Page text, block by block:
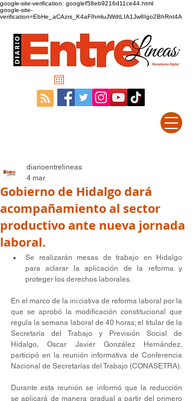
google-site-verification: googlef58eb9216d11ce44.html
google-site-
verification=EbHe_aCAzrs_K4aFIhmluJWdtLIA1Jw8Igo2BhRnt4A
Gobierno de Hidalgo dará
acompañamiento al sector
productivo ante nueva jornada
laboral.
diarioentrelineas
4 mar
Se realizarán mesas de trabajo en Hidalgo
para aclarar la aplicación de la reforma y
proteger los derechos laborales.
En el marco de la iniciativa de reforma laboral por la
que se aprobó la modificación constitucional que
regula la semana laboral de 40 horas; el titular de la
Secretaría del Trabajo y Previsión Social de
Hidalgo, Oscar Javier González Hernández,
participó en la reunión informativa de Conferencia
Nacional de Secretarías del Trabajo (CONASETRA).
Durante esta reunión se informó que la reducción
se aplicará de manera gradual a partir del primero